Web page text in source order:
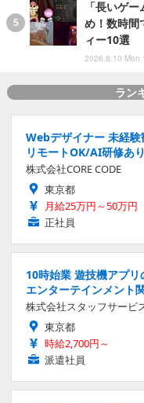
「長いゲ
め！数時間
ィー10選
2026.8.10 Mon
ラン
Webデザイナー 未経
リモートOK/AI研修あ
株式会社CORE CODE
東京都
月給25万円～50万円
正社員
10時始業 遊技機アプ
エンターテインメント
株式会社スタッフサービ
東京都
時給2,700円～
派遣社員